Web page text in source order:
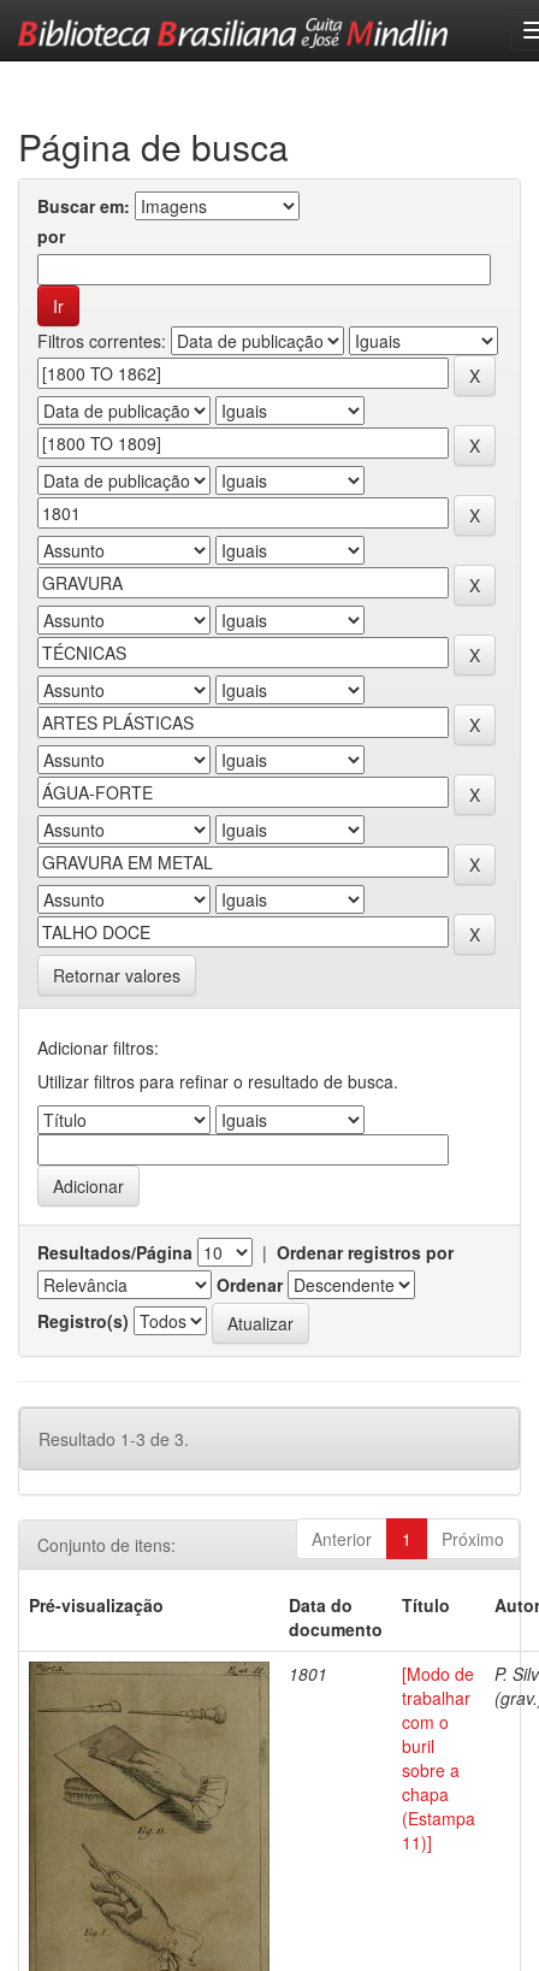
Página de busca
Buscar em:
por
Filtros correntes:
Retornar valores
Adicionar filtros:
Utilizar filtros para refinar o resultado de busca.
Resultados/Página | Ordenar registros por
Ordenar
Registro(s)
Resultado 1-3 de 3.
Anterior 1 Próximo
Conjunto de itens:
Pré-visualização
Data do
documento
Título
1801
[Modo de
trabalhar
com o
buril
sobre a
chapa
(Estampa
11)]
P.